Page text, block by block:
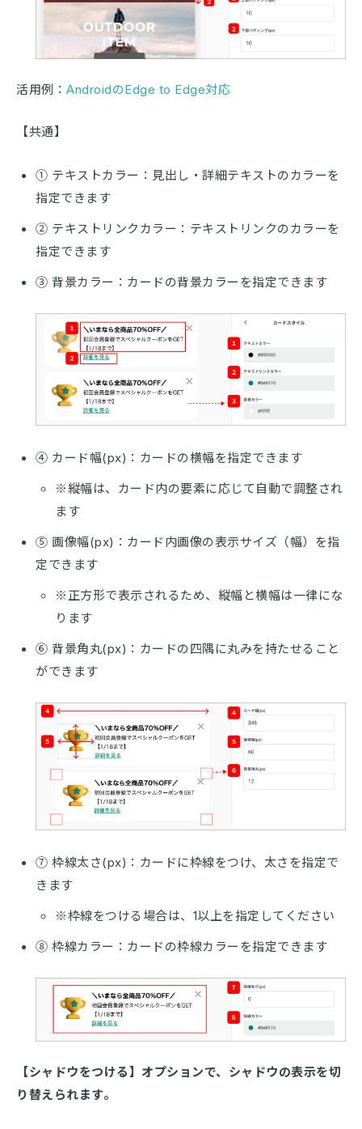
活用例： AndroidのEdge to Edge対応
【共通】
① テキストカラー：見出し・詳細テキストのカラーを
指定できます
② テキストリンクカラー：テキストリンクのカラーを
指定できます
③ 背景カラー：カードの背景カラーを指定できます
④ カード幅(px)：カードの横幅を指定できます
※縦幅は、カード内の要素に応じて自動で調整され
ます
⑤ 画像幅(px)：カード内画像の表示サイズ（幅）を指
定できます
※正方形で表示されるため、縦幅と横幅は一律にな
ります
⑥ 背景角丸(px)：カードの四隅に丸みを持たせること
ができます
⑦ 枠線太さ(px)：カードに枠線をつけ、太さを指定で
きます
※枠線をつける場合は、1以上を指定してください
⑧ 枠線カラー：カードの枠線カラーを指定できます
【シャドウをつける】オプションで、シャドウの表示を切
り替えられます。